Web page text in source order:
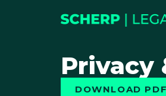
Privacy
DOWNLOAD PDF